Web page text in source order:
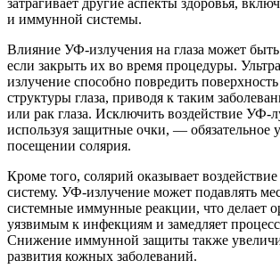
и иммунной системы.
Влияние УФ-излучения на глаза может
если закрыть их во время процедуры.
излучение способно повредить
структуры глаза, приводя к таким
или рак глаза. Исключить воздействие УФ-
используя защитные очки, — обязательное
посещении солярия.
Кроме того, солярий оказывает
систему. УФ-излучение может подавлять
системные иммунные реакции, что делает
уязвимым к инфекциям и замедляет
Снижение иммунной защиты также
развития кожных заболеваний.